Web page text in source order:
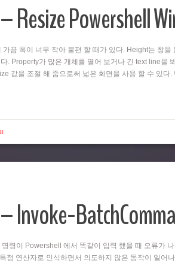
Resize Powershell
끔 폭이 너무 작아 불편 할 때가 있다. Height는 창
. Property가 많은 개체를 열어 보거나 긴 text line을
값을 조절 해 줌으로써 넓은 화면을 사용 할 수 있다.
Invoke-
령이 Powershell 에서 똑같이 입력 했을 때 오류가
정 연산자로 인식하면서 의도하지 않은 동작이 일어